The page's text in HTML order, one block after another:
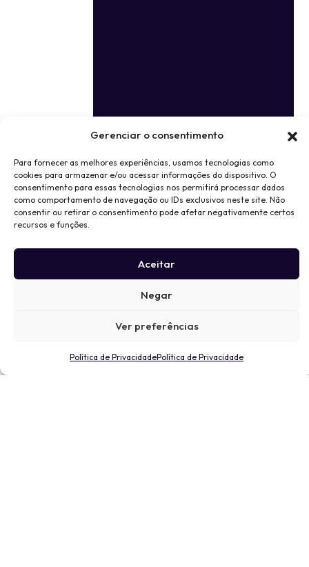
Gerenciar o consentimento
Para fornecer as melhores experiências, usamos tecnologias como
cookies para armazenar e/ou acessar informações do dispositivo. O
consentimento para essas tecnologias nos permitirá processar dados
como comportamento de navegação ou IDs exclusivos neste site. Não
consentir ou retirar o consentimento pode afetar negativamente certos
recursos e funções.
Aceitar
Negar
Ver preferências
Política de PrivacidadePolítica de Privacidade